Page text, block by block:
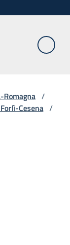
/
Cesena /